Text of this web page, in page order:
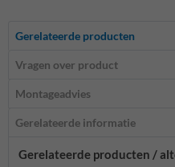
Gerelateerde producten
Vragen over product
Montageadvies
Gerelateerde informatie
Gerelateerde producten /